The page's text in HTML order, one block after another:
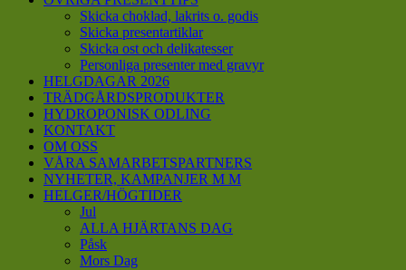
Skicka choklad, lakrits o. godis
Skicka presentartiklar
Skicka ost och delikatesser
Personliga presenter med gravyr
HELGDAGAR 2026
TRÄDGÅRDSPRODUKTER
HYDROPONISK ODLING
KONTAKT
OM OSS
VÅRA SAMARBETSPARTNERS
NYHETER, KAMPANJER M M
HELGER/HÖGTIDER
Jul
ALLA HJÄRTANS DAG
Påsk
Mors Dag